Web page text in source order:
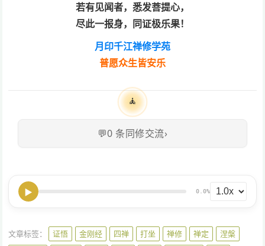
若有见闻者，悉发菩提心，
尽此一报身，同证极乐果！
月印千江禅修学苑
普愿众生皆安乐
🧘
💬0 条同修交流›
▶ 0.0%
文章标签： 证悟 金刚经 四禅 打坐 禅修 禅定
涅槃